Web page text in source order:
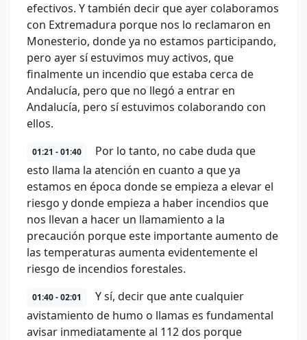
efectivos. Y también decir que ayer colaboramos
con Extremadura porque nos lo reclamaron en
Monesterio, donde ya no estamos participando,
pero ayer sí estuvimos muy activos, que
finalmente un incendio que estaba cerca de
Andalucía, pero que no llegó a entrar en
Andalucía, pero sí estuvimos colaborando con
ellos.
01:21 - 01:40
Por lo tanto, no cabe duda que
esto llama la atención en cuanto a que ya
estamos en época donde se empieza a elevar el
riesgo y donde empieza a haber incendios que
nos llevan a hacer un llamamiento a la
precaución porque este importante aumento de
las temperaturas aumenta evidentemente el
riesgo de incendios forestales.
01:40 - 02:01
Y sí, decir que ante cualquier
avistamiento de humo o llamas es fundamental
avisar inmediatamente al 112 dos porque